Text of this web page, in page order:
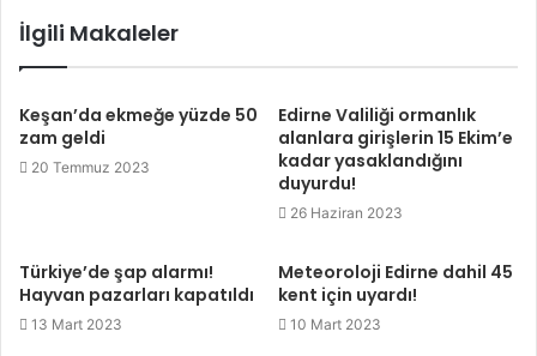
İlgili Makaleler
Keşan’da ekmeğe yüzde 50
zam geldi
20 Temmuz 2023
Edirne Valiliği ormanlık
alanlara girişlerin 15 Ekim’e
kadar yasaklandığını
duyurdu!
26 Haziran 2023
Türkiye’de şap alarmı!
Hayvan pazarları kapatıldı
13 Mart 2023
Meteoroloji Edirne dahil 45
kent için uyardı!
10 Mart 2023